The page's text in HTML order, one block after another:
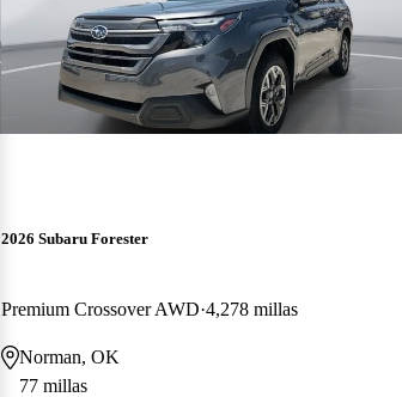
2026 Subaru Forester
Premium Crossover AWD 4,278 millas
Norman, OK
77 millas